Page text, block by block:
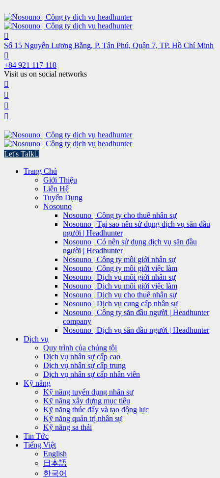
Số 15 Nguyễn Lương Bằng, P. Tân Phú, Quận 7, TP. Hồ Chí Minh
+84 921 117 118
Visit us on social networks
Let's Talk
Trang Chủ
Giới Thiệu
Liên Hệ
Tuyển Dụng
Nosouno
Nosouno | Công ty cho thuê nhân sự
Nosouno | Tại sao nên sử dụng dịch vụ săn đầu
người | Headhunter
Nosouno | Có nên sử dụng dịch vụ săn đầu
người | Headhunter
Nosouno | Công ty môi giới nhân sự
Nosouno | Công ty môi giới việc làm
Nosouno | Dịch vụ môi giới nhân sự
Nosouno | Dịch vụ môi giới việc làm
Nosouno | Dịch vụ cho thuê nhân sự
Nosouno | Dịch vụ cung cấp nhân sự
Nosouno | Công ty săn đầu người | Headhunter
company
Nosouno | Dịch vụ săn đầu người | Headhunter
Dịch vụ
Quy trình của chúng tôi
Dịch vụ nhân sự cấp cao
Dịch vụ nhân sự cấp trung
Dịch vụ nhân sự cấp nhân viên
Kỹ năng
Kỹ năng tuyển dụng nhân sự
Kỹ năng xây dựng mục tiêu
Kỹ năng thúc đẩy và tạo động lực
Kỹ năng quản trị nhân sự
Kỹ năng sa thải
Tin Tức
Tiếng Việt
English
日本語
한국어